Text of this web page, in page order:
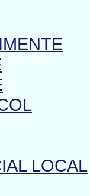
LOCAL